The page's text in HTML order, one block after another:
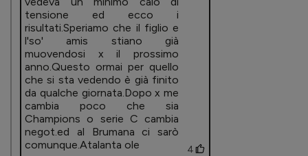
tensione ed ecco i
risultati.Speriamo che il figlio e
l'so' amis stiano già
muovendosi x il prossimo
anno.Questo ormai per quello
che si sta vedendo è già finito
da qualche giornata.Dopo x me
cambia poco che sia
Champions o serie C cambia
negot.ed al Brumana ci sarò
comunque.Atalanta ole
4